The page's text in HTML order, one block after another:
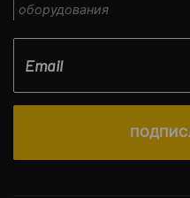
оборудования